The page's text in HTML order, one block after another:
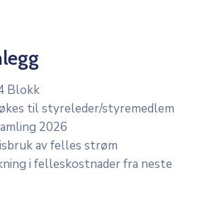
Blokk
til styreleder/styremedlem
2026
av felles strøm
i felleskostnader fra neste